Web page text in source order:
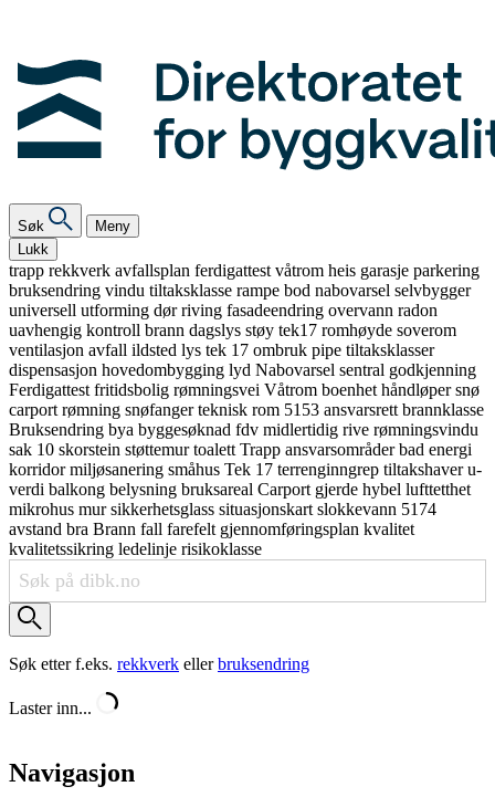
Søk
Meny
Lukk
trapp rekkverk avfallsplan ferdigattest våtrom heis garasje parkering
bruksendring vindu tiltaksklasse rampe bod nabovarsel selvbygger
universell utforming dørriving fasadeendring overvann radon
uavhengig kontroll brann dagslys støy tek17 romhøyde soverom
ventilasjon avfall ildsted lys tek 17 ombruk pipe tiltaksklasser
dispensasjon hovedombygging lyd Nabovarsel sentral godkjenning
Ferdigattest fritidsbolig rømningsvei Våtrom boenhet håndløpersnø
carport rømning snøfangerteknisk rom 5153 ansvarsrett brannklasse
Bruksendring bya byggesøknad fdv midlertidig rive rømningsvindu
sak 10 skorstein støttemurtoalett Trapp ansvarsområderbad energi
korridormiljøsanering småhus Tek 17 terrenginngrep tiltakshaveru-
verdi balkong belysning bruksareal Carport gjerde hybel lufttetthet
mikrohus mursikkerhetsglass situasjonskart slokkevann 5174
avstand bra Brann fall farefelt gjennomføringsplan kvalitet
kvalitetssikring ledelinje risikoklasse
Søk etter f.eks. rekkverk ellerbruksendring
Laster inn...
Navigasjon